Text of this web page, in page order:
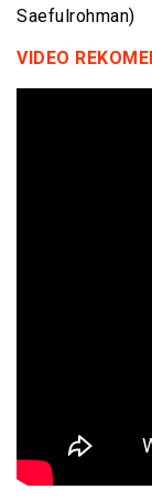
Saefulrohman)
VIDEO